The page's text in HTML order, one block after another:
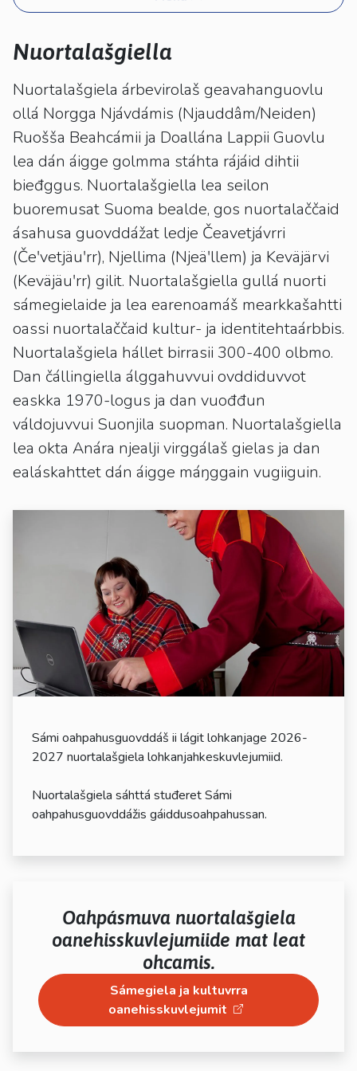
pyyhkäisyliikkeitä.
Nuortalašgiella
Nuortalašgiela árbevirolaš geavahanguovlu
ollá Norgga Njávdámis (Njauddâm/Neiden)
Ruošša Beahcámii ja Doallána Lappii Guovlu
lea dán áigge golmma stáhta rájáid dihtii
bieđggus. Nuortalašgiella lea seilon
buoremusat Suoma bealde, gos nuortalaččaid
ásahusa guovddážat ledje Čeavetjávrri
(Čeʹvetjäuʹrr), Njellima (Njeäʹllem) ja Keväjärvi
(Keväjäuʹrr) gilit. Nuortalašgiella gullá nuorti
sámegielaide ja lea earenoamáš mearkkašahtti
oassi nuortalaččaid kultur- ja identitehtaárbbis.
Nuortalašgiela hállet birrasii 300-400 olbmo.
Dan čállingiella álggahuvvui ovddiduvvot
easkka 1970-logus ja dan vuođđun
váldojuvvui Suonjila suopman. Nuortalašgiella
lea okta Anára njealji virggálaš gielas ja dan
ealáskahttet dán áigge máŋggain vugiiguin.
Sámi oahpahusguovddáš ii lágit lohkanjage 2026-
2027 nuortalašgiela lohkanjahkeskuvlejumiid.
Nuortalašgiela sáhttá stuđeret Sámi
oahpahusguovddážis gáiddusoahpahussan.
Oahpásmuva nuortalašgiela
oanehisskuvlejumiide mat leat
ohcamis.
Sámegiela ja kultuvrra
oanehisskuvlejumit